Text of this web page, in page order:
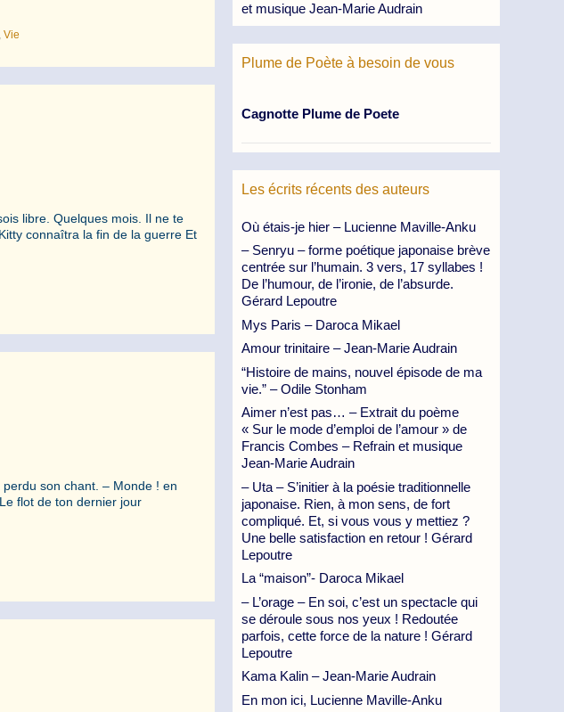
,Vie
libre. Quelques mois. Il ne te
connaîtra la fin de la guerre Et
son chant. – Monde ! en
flot de ton dernier jour
et musique Jean-Marie Audrain
Plume de Poète à besoin de vous
Cagnotte Plume de Poete
Les écrits récents des auteurs
Où étais-je hier – Lucienne Maville-Anku
– Senryu – forme poétique japonaise brève
centrée sur l’humain. 3 vers, 17 syllabes !
De l’humour, de l’ironie, de l’absurde.
Gérard Lepoutre
Mys Paris – Daroca Mikael
Amour trinitaire – Jean-Marie Audrain
“Histoire de mains, nouvel épisode de ma
vie.” – Odile Stonham
Aimer n’est pas… – Extrait du poème
« Sur le mode d’emploi de l’amour » de
Francis Combes – Refrain et musique
Jean-Marie Audrain
– Uta – S’initier à la poésie traditionnelle
japonaise. Rien, à mon sens, de fort
compliqué. Et, si vous vous y mettiez ?
Une belle satisfaction en retour ! Gérard
Lepoutre
La “maison”- Daroca Mikael
– L’orage – En soi, c’est un spectacle qui
se déroule sous nos yeux ! Redoutée
parfois, cette force de la nature ! Gérard
Lepoutre
Kama Kalin – Jean-Marie Audrain
En mon ici, Lucienne Maville-Anku